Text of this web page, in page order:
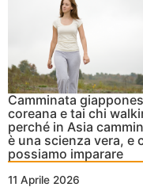
Camminata
coreana e tai chi
perché in Asia
è una scienza vera, e
possiamo imparare
11 Aprile 2026